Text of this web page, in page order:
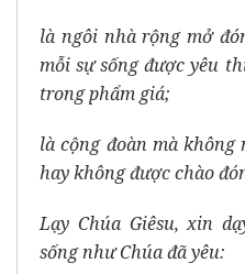
là ngôi nhà rộng mở
mỗi sự sống được yêu
trong phẩm giá;
là cộng đoàn mà
hay không được chào
Lạy Chúa Giêsu, xin
sống như Chúa đã yêu: